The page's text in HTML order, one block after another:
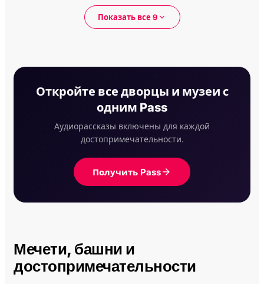
Показать все 9
Откройте все дворцы и музеи с
одним Pass
Аудиорассказы включены для каждой
достопримечательности.
Получить Pass
Мечети, башни и
достопримечательности